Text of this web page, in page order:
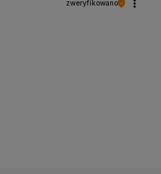
zweryfikowano